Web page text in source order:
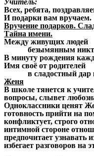
Всех, ребята,
И подарки вам вручаем.
Вручение подарков.
Тайна имени.
Между живущих людей
безымянным никто
В минуту рождения
Имя своё от родителей
в сладостный дар
Женя
В школе тянется к
вопросы, слывет
Одноклассники ценят
готовность прийти на
конфликтует, строго
интимной стороне
предпочитает узнавать
избегает разговоров на